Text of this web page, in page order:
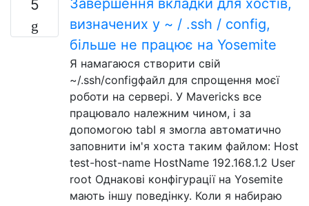
5
визначених у ~ / .ssh / config,
більше не працює на Yosemite
Я намагаюся створити свій
~/.ssh/configфайл для спрощення моєї
роботи на сервері. У Mavericks все
працювало належним чином, і за
допомогою tabI я змогла автоматично
заповнити ім'я хоста таким файлом: Host
test-host-name HostName 192.168.1.2 User
root Однакові конфігурації на Yosemite
мають іншу поведінку. Коли я набираю